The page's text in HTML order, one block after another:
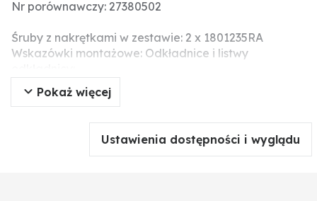
Nr porównawczy: 27380502
Śruby z nakrętkami w zestawie: 2 x 1801235RA
Wskazówki montażowe: Odkładnice i listwy
przy wymianie odkładnic i listwe należy dokręcać
śruby na zmianę, żeby uniknąć napięcia i ostatecznie
różnic wymiarów przy odkładnicy i piersi oraz aby
uniknąć napięć, nalezy użyć podkładek tekturowych.
Pokaż więcej
Ustawienia dostępności i wyglądu